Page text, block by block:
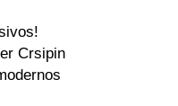
Crsipin